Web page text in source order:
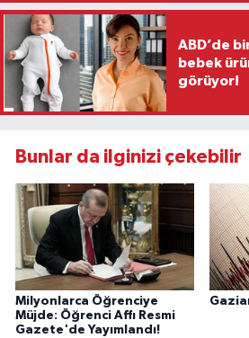
ABD’de
bebek
görüyor!
Bunlar da ilginizi çekebilir
Milyonlarca Öğrenciye
Müjde: Öğrenci Affı Resmi
Gazete'de Yayımlandı!